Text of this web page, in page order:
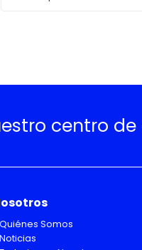
centro
Quiénes Somos
Noticias